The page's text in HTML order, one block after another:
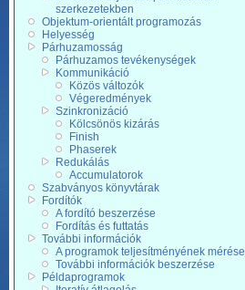
szerkezetekben
Objektum-orientált programozás
Helyesség
Párhuzamosság
Párhuzamos tevékenységek
Kommunikáció
Közös változók
Végeredmények
Szinkronizáció
Kölcsönös kizárás
Finish
Phaserek
Redukálás
Accumulatorok
Szabványos könyvtárak
Fordítók
A fordító beszerzése
Fordítás és futtatás
További információk
A programok teljesítményének mérése
További információk beszerzése
Példaprogramok